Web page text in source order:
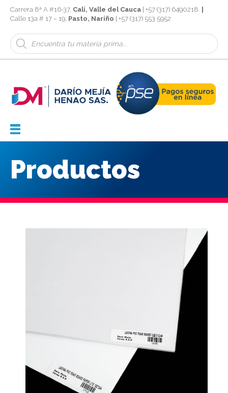
Carrera 8ª A #16-37, Cali, Valle del Cauca | +57 (317) 6490218
Calle 13a # 17 – 19, Pasto, Nariño | +57 (317) 553 5952
Búsqueda
de
productos
Productos